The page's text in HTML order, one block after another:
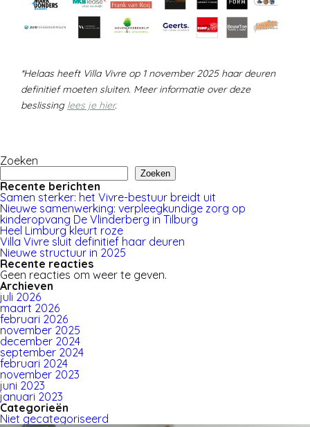
*Helaas heeft Villa Vivre op 1 november 2025 haar deuren
definitief moeten sluiten. Meer informatie over deze
beslissing lees je hier.
Zoeken
Zoeken
Recente berichten
Samen sterker: het Vivre-bestuur breidt uit
Nieuwe samenwerking: verpleegkundige zorg op
kinderopvang De Vlinderberg in Tilburg
Heel Limburg kleurt roze
Villa Vivre sluit definitief haar deuren
Nieuwe structuur in 2025
Recente reacties
Geen reacties om weer te geven.
Archieven
juli 2026
maart 2026
februari 2026
november 2025
december 2024
september 2024
februari 2024
november 2023
juni 2023
januari 2023
Categorieën
Niet gecategoriseerd